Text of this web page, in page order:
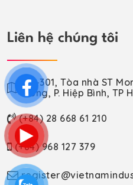
Liên hệ chúng tôi
VP-301, Tòa nhà ST
Đồng, P. Hiệp Bình, TP
(+84) 28 668 61 210
(+84) 968 127 379